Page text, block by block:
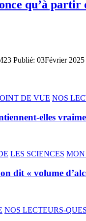
qu’à partir
Publié: 03Février
DE VUE NOS
elles
LES SCIENCES
dit « volume
NOS LECTEURS-